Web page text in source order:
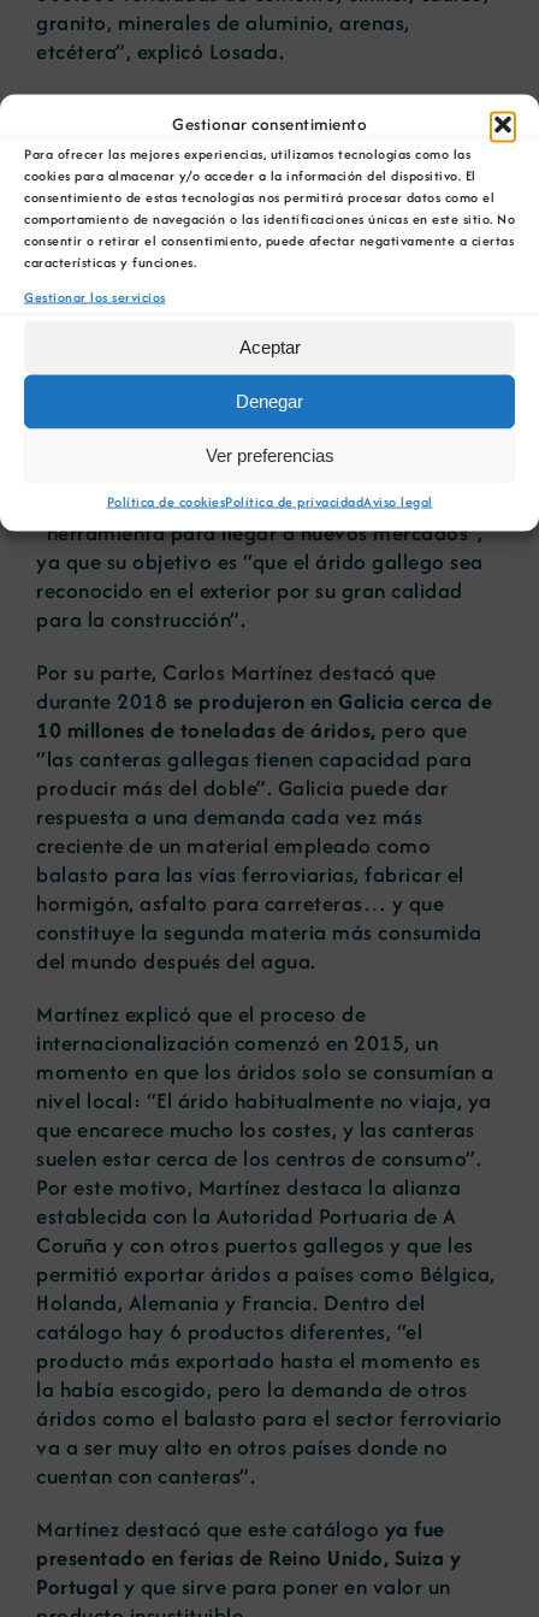
Gestionar consentimiento
Para ofrecer las mejores experiencias, utilizamos tecnologías como las
cookies para almacenar y/o acceder a la información del dispositivo. El
consentimiento de estas tecnologías nos permitirá procesar datos como el
comportamiento de navegación o las identificaciones únicas en este sitio. No
consentir o retirar el consentimiento, puede afectar negativamente a ciertas
características y funciones.
Gestionar los servicios
Aceptar
Denegar
Ver preferencias
Política de cookiesPolítica de privacidadAviso legal
granito, minerales de aluminio, arenas,
etcétera”, explicó Losada.
“Tenemos capacidad para aumentar estas cifras
y para crecer junto a todos vosotros en este
sector verdaderamente relevante para la
Autoridad Portuaria”, añadió Losada, que dejó
las puertas abiertas a todas las iniciativas y
propuestas que puedan plasmarse en la
generación de nuevos negocios y actividad
económica, que es el principal objetivo de los
que estamos hoy aquí”.
José Lista, presidente de Arigal, aprovechó para
agradecer el apoyo del Igape y del puerto de A
Coruña en las acciones de internacionalización
de sus asociados. Además destacó la
importancia de este catálogo como
“herramienta para llegar a nuevos mercados”,
ya que su objetivo es “que el árido gallego sea
reconocido en el exterior por su gran calidad
para la construcción”.
Por su parte, Carlos Martínez destacó que
durante 2018 se produjeron en Galicia cerca de
10 millones de toneladas de áridos, pero que
“las canteras gallegas tienen capacidad para
producir más del doble”. Galicia puede dar
respuesta a una demanda cada vez más
creciente de un material empleado como
balasto para las vías ferroviarias, fabricar el
hormigón, asfalto para carreteras… y que
constituye la segunda materia más consumida
del mundo después del agua.
Martínez explicó que el proceso de
internacionalización comenzó en 2015, un
momento en que los áridos solo se consumían a
nivel local: “El árido habitualmente no viaja, ya
que encarece mucho los costes, y las canteras
suelen estar cerca de los centros de consumo”.
Por este motivo, Martínez destaca la alianza
establecida con la Autoridad Portuaria de A
Coruña y con otros puertos gallegos y que les
permitió exportar áridos a países como Bélgica,
Holanda, Alemania y Francia. Dentro del
catálogo hay 6 productos diferentes, “el
producto más exportado hasta el momento es
la había escogido, pero la demanda de otros
áridos como el balasto para el sector ferroviario
va a ser muy alto en otros países donde no
cuentan con canteras”.
Martínez destacó que este catálogo ya fue
presentado en ferias de Reino Unido, Suiza y
Portugal y que sirve para poner en valor un